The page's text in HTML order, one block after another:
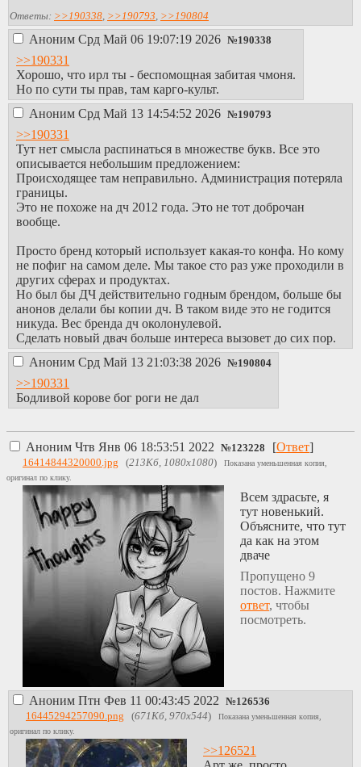
Ответы: >>190338, >>190793, >>190804
Аноним Срд Май 06 19:07:19 2026 №190338
>>190331
Хорошо, что ирл ты - беспомощная забитая чмоня.
Но по сути ты прав, там карго-культ.
Аноним Срд Май 13 14:54:52 2026 №190793
>>190331
Тут нет смысла распинаться в множестве букв. Все это
описывается небольшим предложением:
Происходящее там неправильно. Администрация потеряла
границы.
Это не похоже на дч 2012 года. Это не тот доброчан
вообще.
Просто бренд который использует какая-то конфа. Но кому
не пофиг на самом деле. Мы такое сто раз уже проходили в
других сферах и продуктах.
Но был бы ДЧ действительно годным брендом, больше бы
анонов делали бы копии дч. В таком виде это не годится
никуда. Вес бренда дч околонулевой.
Сделать новый двач больше интереса вызовет до сих пор.
Аноним Срд Май 13 21:03:38 2026 №190804
>>190331
Бодливой корове бог роги не дал
Аноним Чтв Янв 06 18:53:51 2022 №123228 [Ответ]
16414844320000.jpg (213Кб, 1080x1080)
Показана уменьшенная копия,
оригинал по клику.
Всем здрасьте, я
тут новенький.
Объясните, что тут
да как на этом
дваче
Пропущено 9
постов. Нажмите
ответ, чтобы
посмотреть.
Аноним Птн Фев 11 00:43:45 2022 №126536
16445294257090.png (671Кб, 970x544)
Показана уменьшенная копия,
оригинал по клику.
>>126521